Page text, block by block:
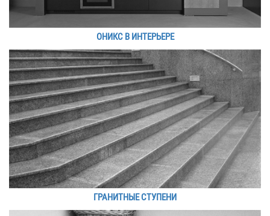
ОНИКС В ИНТЕРЬЕРЕ
ГРАНИТНЫЕ СТУПЕНИ